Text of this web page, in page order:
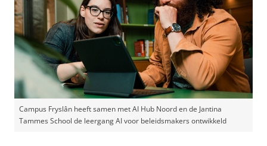
Campus Fryslân heeft samen met AI Hub Noord en de Jantina
Tammes School de leergang AI voor beleidsmakers ontwikkeld